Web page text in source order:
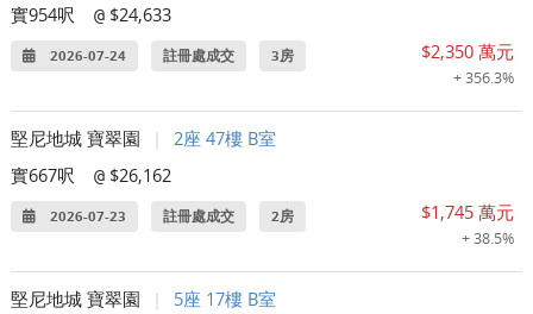
實954呎
@ $24,633
2026-07-24 註冊處成交 3房 $2,350 萬元
+ 356.3%
堅尼地城 寶翠園
2座 47樓 B室
實667呎
@ $26,162
2026-07-23 註冊處成交 2房 $1,745 萬元
+ 38.5%
堅尼地城 寶翠園 5座 17樓 B室